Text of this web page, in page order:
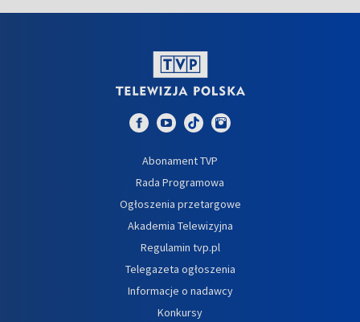
Abonament TVP
Rada Programowa
Ogłoszenia przetargowe
Akademia Telewizyjna
Regulamin tvp.pl
Telegazeta ogłoszenia
Informacje o nadawcy
Konkursy